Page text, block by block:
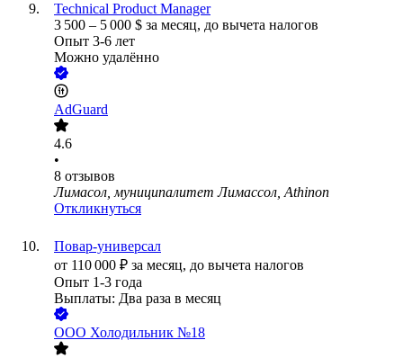
Technical Product Manager
3 500 – 5 000 $ за месяц, до вычета налогов
Опыт 3-6 лет
Можно удалённо
AdGuard
4.6
•
8 отзывов
Лимасол, муниципалитет Лимассол, Athinon
Откликнуться
Повар-универсал
от 110 000 ₽ за месяц, до вычета налогов
Опыт 1-3 года
Выплаты: Два раза в месяц
ООО Холодильник №18